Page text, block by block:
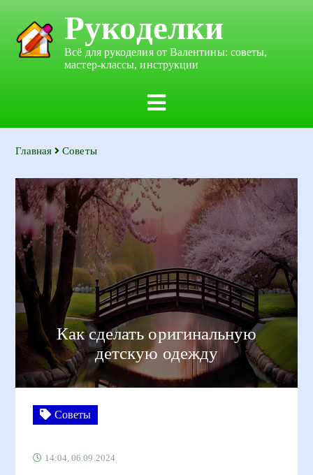
Рукоделки
Всё для рукоделия от Валентины: советы,
мастер-классы, инструкции
Главная Советы
Как сделать оригинальную
детскую одежду
Советы
14:04, 06.09.2024